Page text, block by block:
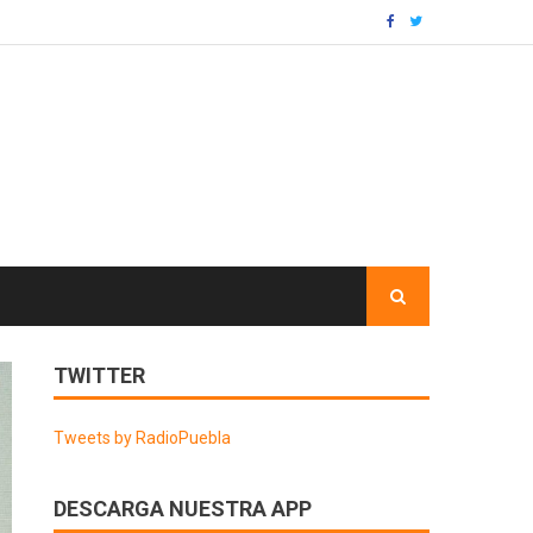
TWITTER
Tweets by RadioPuebla
DESCARGA NUESTRA APP